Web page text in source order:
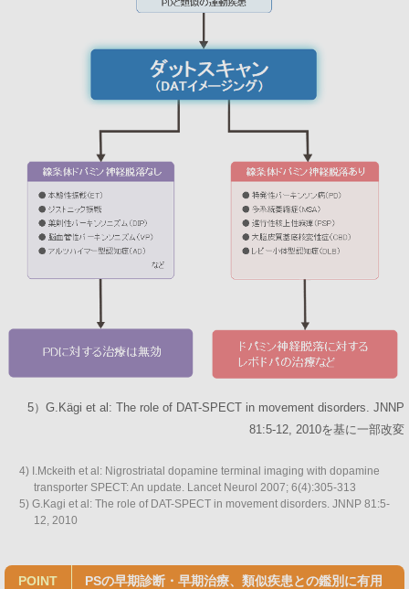
5）G.Kägi et al: The role of DAT-SPECT in movement disorders. JNNP
81:5-12, 2010を基に一部改変
4) I.Mckeith et al: Nigrostriatal dopamine terminal imaging with dopamine
transporter SPECT: An update. Lancet Neurol 2007; 6(4):305-313
5) G.Kagi et al: The role of DAT-SPECT in movement disorders. JNNP 81:5-
12, 2010
POINT PSの早期診断・早期治療、類似疾患との鑑別に有用